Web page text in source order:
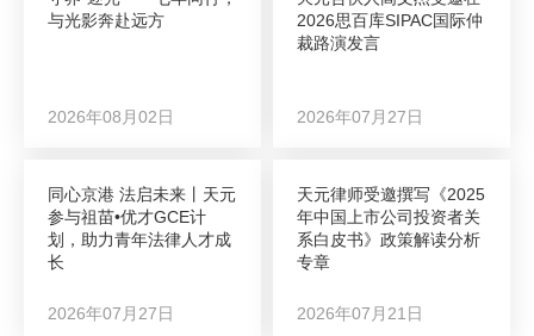
与光影奔赴远方
2026年08月02日
2026思百库SIPAC国际仲
裁路演发言
2026年07月27日
同心京港 法启未来丨天元
参与祖苗•优才GCE计
划，助力青年法律人才成
长
2026年07月27日
天元律师受邀撰写《2025
年中国上市公司投资者关
系白皮书》政策解读分析
专章
2026年07月21日